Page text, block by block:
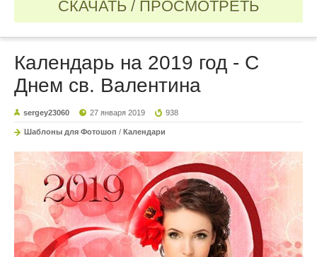
СКАЧАТЬ / ПРОСМОТРЕТЬ
Календарь на 2019 год - С
Днем св. Валентина
sergey23060 27 января 2019 938
Шаблоны для Фотошоп / Календари